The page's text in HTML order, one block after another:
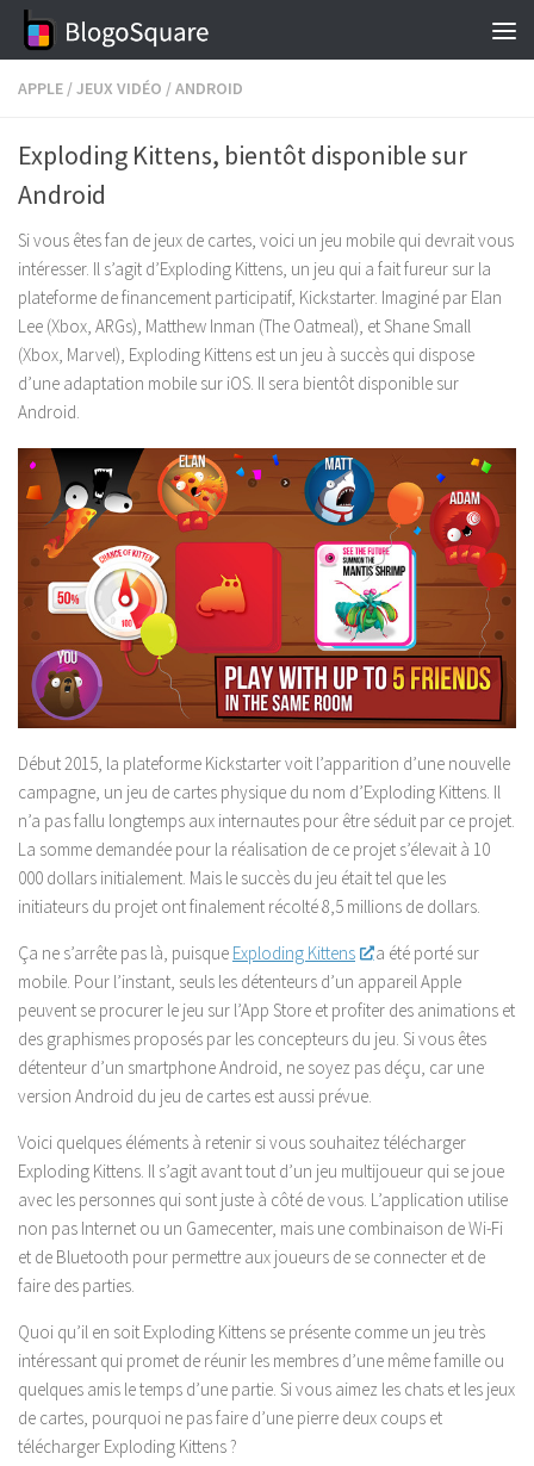
Skip to content
APPLE /JEUX VIDÉO /ANDROID
Exploding Kittens, bientôt disponible sur
Android
Si vous êtes fan de jeux de cartes, voici un jeu mobile qui devrait vous
intéresser. Il s’agit d’Exploding Kittens, un jeu qui a fait fureur sur la
plateforme de financement participatif, Kickstarter. Imaginé par Elan
Lee (Xbox, ARGs), Matthew Inman (The Oatmeal), et Shane Small
(Xbox, Marvel), Exploding Kittens est un jeu à succès qui dispose
d’une adaptation mobile sur iOS. Il sera bientôt disponible sur
Android.
Début 2015, la plateforme Kickstarter voit l’apparition d’une nouvelle
campagne, un jeu de cartes physique du nom d’Exploding Kittens. Il
n’a pas fallu longtemps aux internautes pour être séduit par ce projet.
La somme demandée pour la réalisation de ce projet s’élevait à 10
000 dollars initialement. Mais le succès du jeu était tel que les
initiateurs du projet ont finalement récolté 8,5 millions de dollars.
Ça ne s’arrête pas là, puisque Exploding Kittens
a été porté sur
mobile. Pour l’instant, seuls les détenteurs d’un appareil Apple
peuvent se procurer le jeu sur l’App Store et profiter des animations et
des graphismes proposés par les concepteurs du jeu. Si vous êtes
détenteur d’un smartphone Android, ne soyez pas déçu, car une
version Android du jeu de cartes est aussi prévue.
Voici quelques éléments à retenir si vous souhaitez télécharger
Exploding Kittens. Il s’agit avant tout d’un jeu multijoueur qui se joue
avec les personnes qui sont juste à côté de vous. L’application utilise
non pas Internet ou un Gamecenter, mais une combinaison de Wi-Fi
et de Bluetooth pour permettre aux joueurs de se connecter et de
faire des parties.
Quoi qu’il en soit Exploding Kittens se présente comme un jeu très
intéressant qui promet de réunir les membres d’une même famille ou
quelques amis le temps d’une partie. Si vous aimez les chats et les jeux
de cartes, pourquoi ne pas faire d’une pierre deux coups et
télécharger Exploding Kittens ?